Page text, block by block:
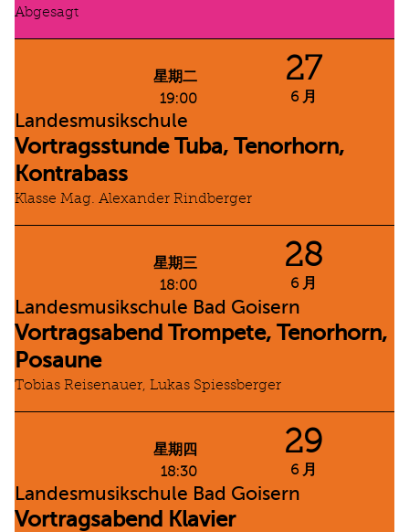
Abgesagt
星期二
19:00
27
6 月
Landesmusikschule
Vortragsstunde Tuba, Tenorhorn,
Kontrabass
Klasse Mag. Alexander Rindberger
星期三
18:00
28
6 月
Landesmusikschule Bad Goisern
Vortragsabend Trompete, Tenorhorn,
Posaune
Tobias Reisenauer, Lukas Spiessberger
星期四
18:30
29
6 月
Landesmusikschule Bad Goisern
Vortragsabend Klavier